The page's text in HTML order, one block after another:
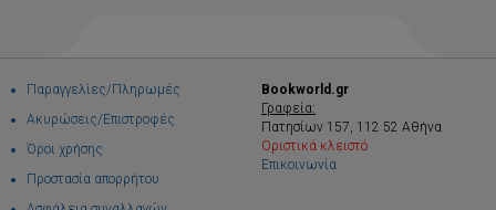
Παραγγελίες/Πληρωμές
Ακυρώσεις/Επιστροφές
Όροι χρήσης
Προστασία απορρήτου
Bookworld.gr
Γραφεία:
Πατησίων 157, 112 52 Αθήνα
Οριστικά κλειστό
Επικοινωνία